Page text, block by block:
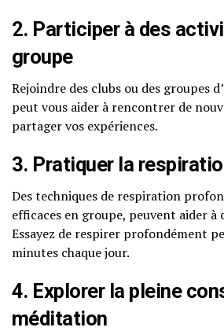
2. Participer à des
groupe
Rejoindre des clubs ou des groupes
peut vous aider à rencontrer de
partager vos expériences.
3. Pratiquer la
Des techniques de respiration
efficaces en groupe, peuvent aider à
Essayez de respirer profondément
minutes chaque jour.
4. Explorer la pleine
méditation